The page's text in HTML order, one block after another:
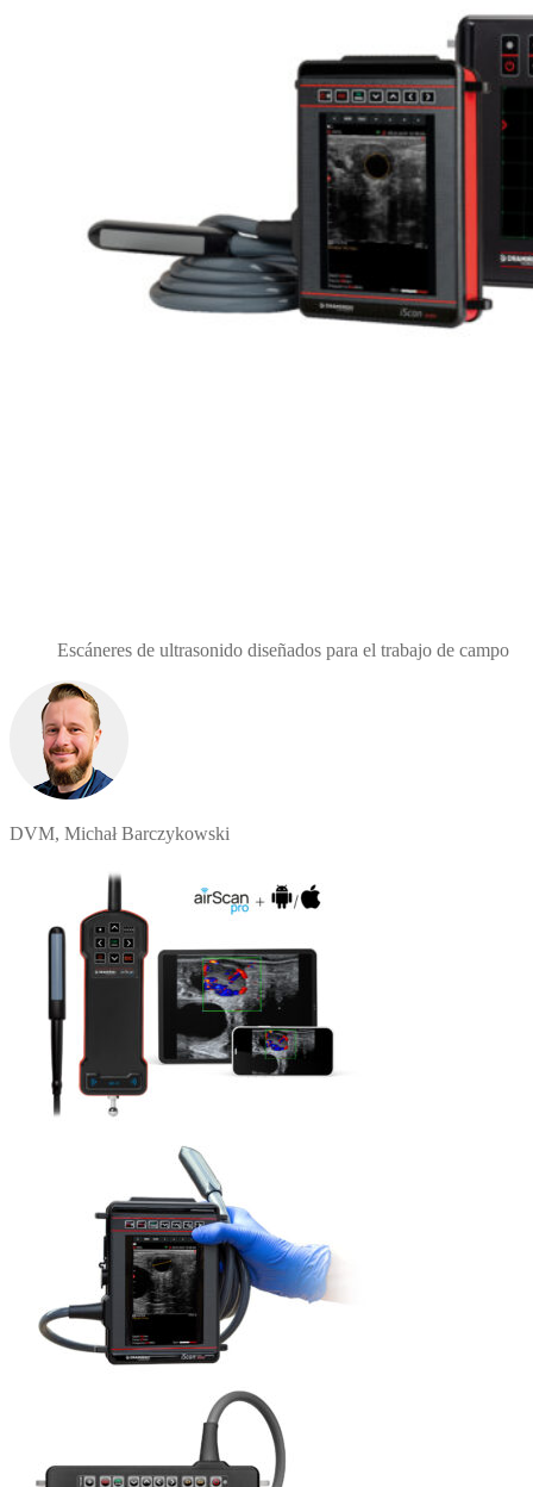
Escáneres de ultrasonido diseñados para el trabajo de campo
DVM, Michał Barczykowski